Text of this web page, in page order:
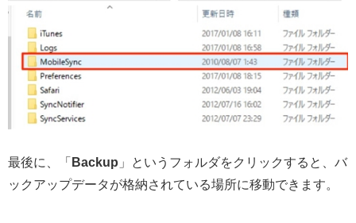
最後に、「 Backup 」というフォルダをクリックすると、バ
ックアップデータが格納されている場所に移動できます。